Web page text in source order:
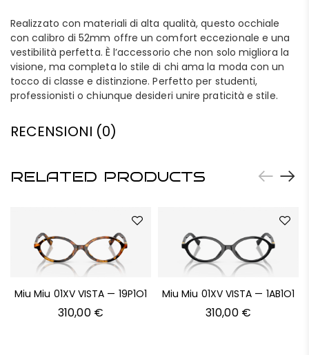
Realizzato con materiali di alta qualità, questo occhiale
con calibro di 52mm offre un comfort eccezionale e una
vestibilità perfetta. È l’accessorio che non solo migliora la
visione, ma completa lo stile di chi ama la moda con un
tocco di classe e distinzione. Perfetto per studenti,
professionisti o chiunque desideri unire praticità e stile.
RECENSIONI (0)
RELATED PRODUCTS
Miu Miu 01XV VISTA — 19P1O1
310,00 €
Miu Miu 01XV VISTA — 1AB1O1
310,00 €